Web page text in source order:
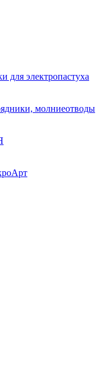
для электропастуха
молниеотводы